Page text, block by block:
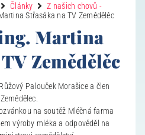
Články
Z našich chovů -
Střasáka na TV Zemědělěc
Martina
Zemědělěc
Palouček Morašice a člen
na soutěž Mléčná farma
výroby mléka a odpověděl na